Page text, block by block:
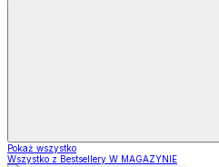
Pokaż wszystko
Wszystko z Bestsellery W MAGAZYNIE